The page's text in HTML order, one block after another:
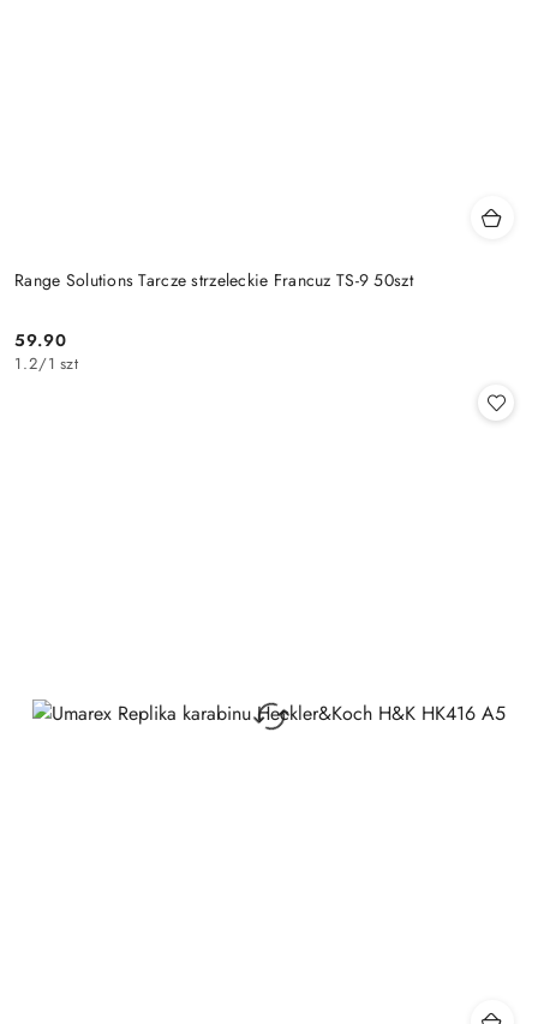
Range Solutions Tarcze strzeleckie Francuz TS-9 50szt
Cena:
59.90
1.2/1 szt